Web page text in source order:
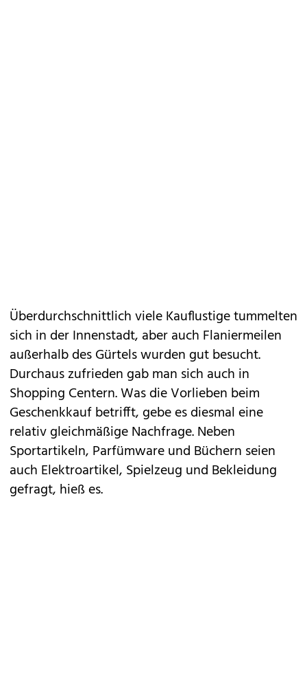
Überdurchschnittlich viele Kauflustige tummelten
sich in der Innenstadt, aber auch Flaniermeilen
außerhalb des Gürtels wurden gut besucht.
Durchaus zufrieden gab man sich auch in
Shopping Centern. Was die Vorlieben beim
Geschenkkauf betrifft, gebe es diesmal eine
relativ gleichmäßige Nachfrage. Neben
Sportartikeln, Parfümware und Büchern seien
auch Elektroartikel, Spielzeug und Bekleidung
gefragt, hieß es.